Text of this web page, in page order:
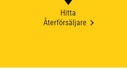
Hitta
Återförsäljare